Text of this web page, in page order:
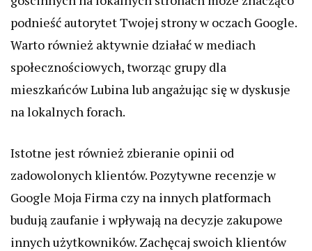
podnieść autorytet Twojej strony w oczach Google.
Warto również aktywnie działać w mediach
społecznościowych, tworząc grupy dla
mieszkańców Lubina lub angażując się w dyskusje
na lokalnych forach.
Istotne jest również zbieranie opinii od
zadowolonych klientów. Pozytywne recenzje w
Google Moja Firma czy na innych platformach
budują zaufanie i wpływają na decyzje zakupowe
innych użytkowników. Zachęcaj swoich klientów